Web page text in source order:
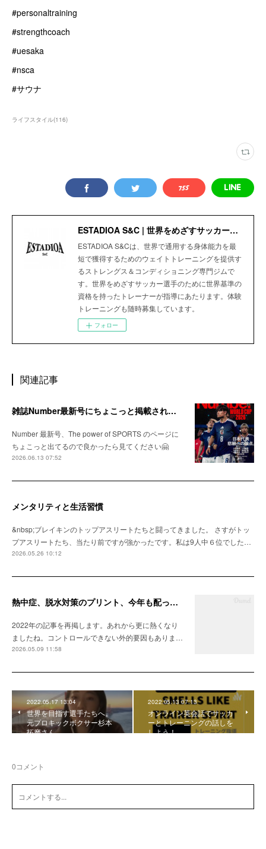
#personaltraining
#strengthcoach
#uesaka
#nsca
#サウナ
ライフスタイル(116)
ESTADIOA S&C | 世界をめざすサッカー選手のためのStrength＆Conditioning Gym
ESTADIOA S&Cは、世界で通用する身体能力を最
短で獲得するためのウェイトトレーニングを提供す
るストレングス＆コンディショニング専門ジムで
す。世界をめざすサッカー選手のために世界基準の
資格を持ったトレーナーが指導にあたります。体験
トレーニングも随時募集しています。
フォロー
関連記事
雑誌Number最新号にちょこっと掲載されました
Number 最新号、The power of SPORTS のページに
ちょこっと出てるので良かったら見てください🤗
2026.06.13 07:52
メンタリティと生活習慣
&nbsp;ブレイキンのトップアスリートたちと闘ってきました。 さすがトッ
プアスリートたち、当たり前ですが強かったです。私は9人中６位でした…
2026.05.26 10:12
熱中症、脱水対策のプリント、今年も配ってます
2022年の記事を再掲します。あれから更に熱くなり
ましたね。コントロールできない外的要因もありま…
2026.05.09 11:58
2022.05.17 13:04
世界を目指す選手たちへ。
元プロキックボクサー杉本
拓磨さん
2022.05.13 07:13
オンライン英会話でサッカ
ーとトレーニングの話しを
しよう！
0コメント